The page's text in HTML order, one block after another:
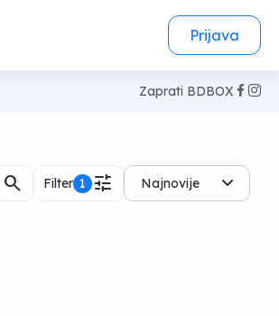
Prijava
Zaprati BDBOX
search Filter 1 tune Najnovije